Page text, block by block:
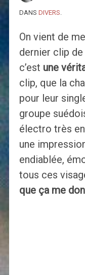
DANS DIVERS
On vient de
dernier clip
c’est une
clip, que la
pour leur
groupe
électro très
une
endiablée,
tous ces
que ça me